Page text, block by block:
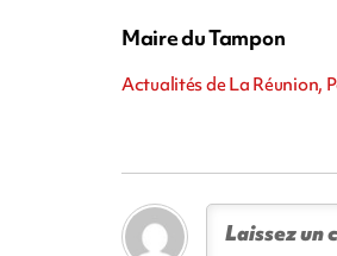
Maire du Tampon
Actualités de La Réunion,